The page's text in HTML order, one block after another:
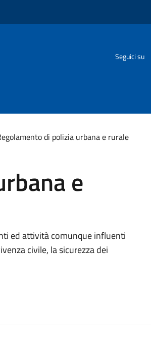
Seguici su
di polizia urbana e rurale
e
ed attività comunque influenti
civile, la sicurezza dei